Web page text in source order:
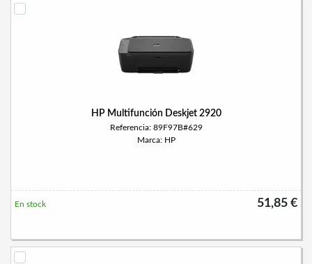
HP Multifunción Deskjet 2920
Referencia: 89F97B#629
Marca: HP
51,85 €
En stock